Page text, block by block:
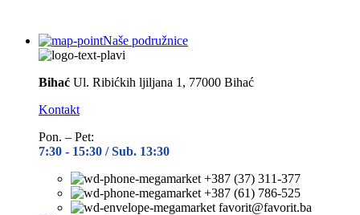
Naše podružnice
Bihać Ul. Ribićkih ljiljana 1, 77000 Bihać
Kontakt
Pon. – Pet:
7:30 - 15:30 / Sub. 13:30
+387 (37) 311-377
+387 (61) 786-525
favorit@favorit.ba